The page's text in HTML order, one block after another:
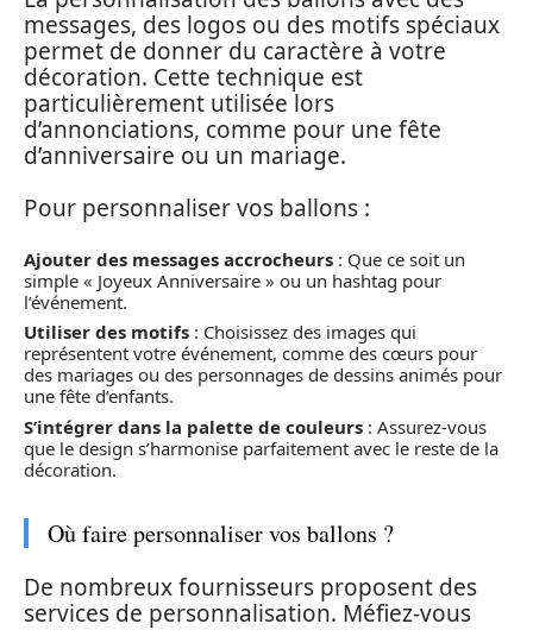
messages, des logos ou des motifs spéciaux
permet de donner du caractère à votre
décoration. Cette technique est
particulièrement utilisée lors
d’annonciations, comme pour une fête
d’anniversaire ou un mariage.
Pour personnaliser vos ballons :
Ajouter des messages accrocheurs : Que ce soit un
simple « Joyeux Anniversaire » ou un hashtag pour
l’événement.
Utiliser des motifs : Choisissez des images qui
représentent votre événement, comme des cœurs pour
des mariages ou des personnages de dessins animés pour
une fête d’enfants.
S’intégrer dans la palette de couleurs : Assurez-vous
que le design s’harmonise parfaitement avec le reste de la
décoration.
Où faire personnaliser vos ballons ?
De nombreux fournisseurs proposent des
services de personnalisation. Méfiez-vous